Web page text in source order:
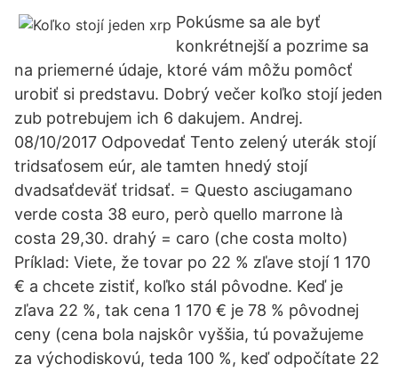
Pokúsme sa ale byť
konkrétnejší a pozrime sa
na priemerné údaje, ktoré vám môžu pomôcť
urobiť si predstavu. Dobrý večer koľko stojí jeden
zub potrebujem ich 6 dakujem. Andrej.
08/10/2017 Odpovedať Tento zelený uterák stojí
tridsaťosem eúr, ale tamten hnedý stojí
dvadsaťdeväť tridsať. = Questo asciugamano
verde costa 38 euro, però quello marrone là
costa 29,30. drahý = caro (che costa molto)
Príklad: Viete, že tovar po 22 % zľave stojí 1 170
€ a chcete zistiť, koľko stál pôvodne. Keď je
zľava 22 %, tak cena 1 170 € je 78 % pôvodnej
ceny (cena bola najskôr vyššia, tú považujeme
za východiskovú, teda 100 %, keď odpočítate 22